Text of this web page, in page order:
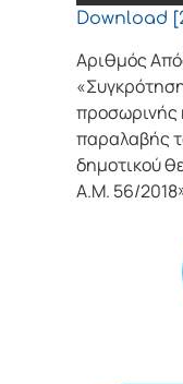
Download
Αριθμός
προσωρινής
παραλαβής
δημοτικού
Α.Μ. 56/